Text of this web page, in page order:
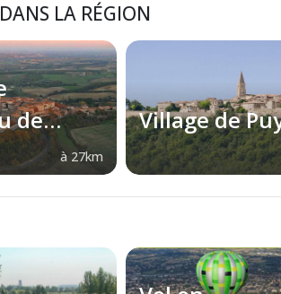
LA RÉGION
à 27km
de
Village de